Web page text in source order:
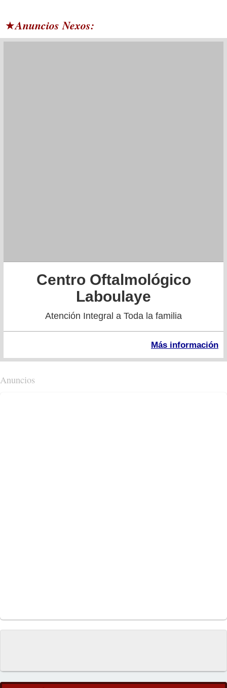
★Anuncios Nexos:
Centro Oftalmológico
Laboulaye
Atención Integral a Toda la familia
Más información
Anuncios